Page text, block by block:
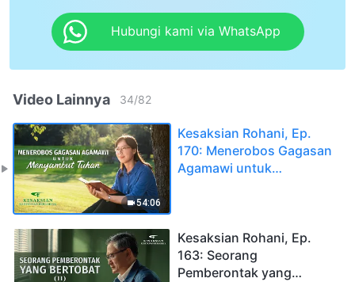
Hubungi kami via WhatsApp
Video Lainnya 34/82
54:06
Kesaksian Rohani, Ep.
170: Menerobos Gagasan
Agamawi untuk
Kesaksian Rohani, Ep.
163: Seorang
Pemberontak yang